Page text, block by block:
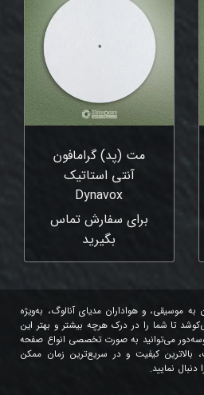
مت (پد) گرامافون
آنتی استاتیک
Dynavox
برای سفارش تماس
بگیرید
موسیقی، و هواداران مدیای آنالوگ، به‌ویژه
تا شما را در درک هرچه بیشتر و بهتر این
می‌توانید به صورت تخصصی انواع صفحه
بالاترین کیفیت و در سریع‌ترین زمان ممکن
نمایید.